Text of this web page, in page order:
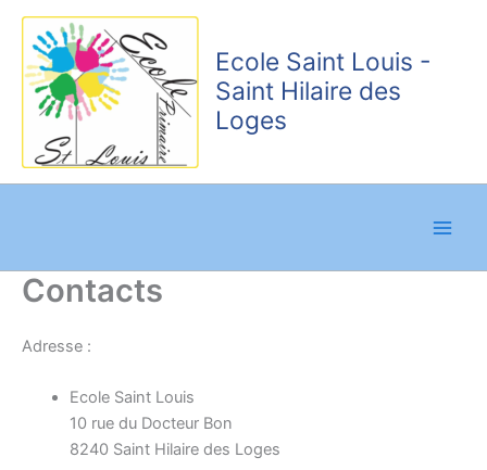
Aller
contenu
Ecole Saint Louis -
Saint Hilaire des
Loges
Contacts
Adresse :
Ecole Saint Louis
10 rue du Docteur Bon
8240 Saint Hilaire des Loges